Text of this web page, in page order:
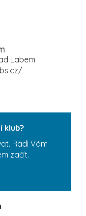
Labem
klub?
Rádi Vám
začít.